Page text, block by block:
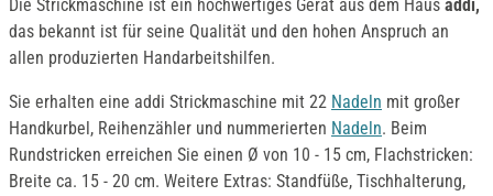
Die Strickmaschine ist ein hochwertiges Gerät aus dem Haus addi,
das bekannt ist für seine Qualität und den hohen Anspruch an
allen produzierten Handarbeitshilfen.
Sie erhalten eine addi Strickmaschine mit 22 Nadeln mit großer
Handkurbel, Reihenzähler und nummerierten Nadeln. Beim
Rundstricken erreichen Sie einen Ø von 10 - 15 cm, Flachstricken:
Breite ca. 15 - 20 cm. Weitere Extras: Standfüße, Tischhalterung,